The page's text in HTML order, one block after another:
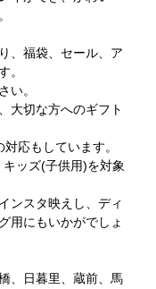
、福袋、セール、ア
。
い。
大切な方へのギフト
応もしています。
ッズ(子供用)を対象
ンスタ映えし、ディ
用にもいかがでしょ
、日暮里、蔵前、馬